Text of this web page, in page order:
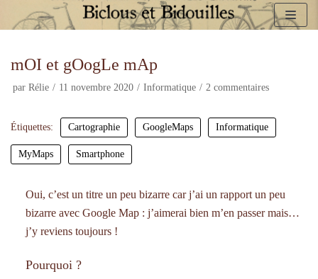
mOI et gOogLe mAp
par Rélie 11 novembre 2020 Informatique 2 commentaires
Étiquettes: Cartographie GoogleMaps Informatique
MyMaps Smartphone
Oui, c’est un titre un peu bizarre car j’ai un rapport un peu
bizarre avec Google Map : j’aimerai bien m’en passer mais…
j’y reviens toujours !
Pourquoi ?